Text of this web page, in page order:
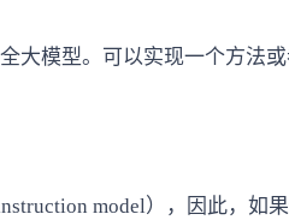
大模型。可以实现一个方法
model），因此，